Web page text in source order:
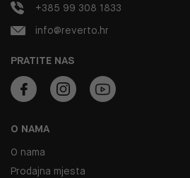
O NAMA
O nama
Prodajna mjesta
PRATITE NAS
+385 99 308 1833
info@reverto.hr